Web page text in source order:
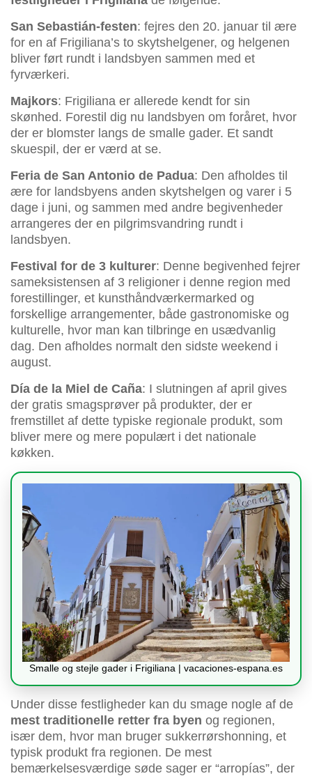
San Sebastián-festen: fejres den 20. januar til ære
for en af Frigiliana’s to skytshelgener, og helgenen
bliver ført rundt i landsbyen sammen med et
fyrværkeri.
Majkors: Frigiliana er allerede kendt for sin
skønhed. Forestil dig nu landsbyen om foråret, hvor
der er blomster langs de smalle gader. Et sandt
skuespil, der er værd at se.
Feria de San Antonio de Padua: Den afholdes til
ære for landsbyens anden skytshelgen og varer i 5
dage i juni, og sammen med andre begivenheder
arrangeres der en pilgrimsvandring rundt i
landsbyen.
Festival for de 3 kulturer: Denne begivenhed fejrer
sameksistensen af 3 religioner i denne region med
forestillinger, et kunsthåndværkermarked og
forskellige arrangementer, både gastronomiske og
kulturelle, hvor man kan tilbringe en usædvanlig
dag. Den afholdes normalt den sidste weekend i
august.
Día de la Miel de Caña: I slutningen af april gives
der gratis smagsprøver på produkter, der er
fremstillet af dette typiske regionale produkt, som
bliver mere og mere populært i det nationale
køkken.
Smalle og stejle gader i Frigiliana | vacaciones-espana.es
Under disse festligheder kan du smage nogle af de
mest traditionelle retter fra byen og regionen,
især dem, hvor man bruger sukkerrørshonning, et
typisk produkt fra regionen. De mest
bemærkelsesværdige søde sager er “arropías”, der